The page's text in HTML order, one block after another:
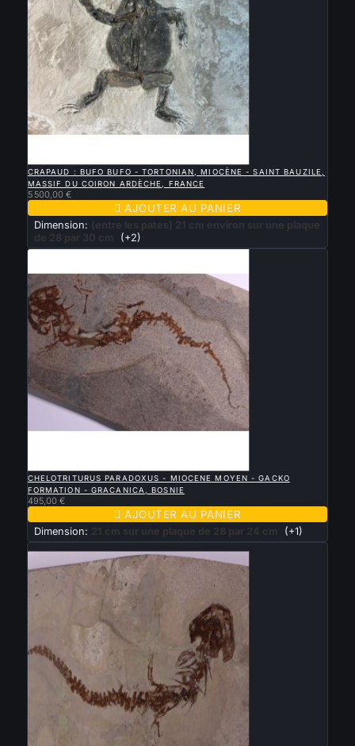
CRAPAUD : BUFO BUFO - TORTONIAN, MIOCÈNE - SAINT BAUZILE,
MASSIF DU COIRON ARDÈCHE, FRANCE
5 500,00 €
 AJOUTER AU PANIER
Dimension:
(entre les pates) 21 cm environ sur une plaque
de 28 par 30 cm
(+2)
CHELOTRITURUS PARADOXUS - MIOCENE MOYEN - GACKO
FORMATION - GRACANICA, BOSNIE
495,00 €
 AJOUTER AU PANIER
Dimension: 21 cm sur une plaque de 28 par 24 cm (+1)
Nouveau